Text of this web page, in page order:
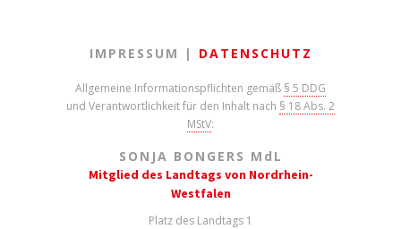
IMPRESSUM | DATENSCHUTZ
Allgemeine Informationspflichten gemäß § 5 DDG
und Verantwortlichkeit für den Inhalt nach § 18 Abs. 2
MStV:
SONJA BONGERS M d L
Mitglied des Landtags von Nordrhein-
Westfalen
Platz des Landtags 1